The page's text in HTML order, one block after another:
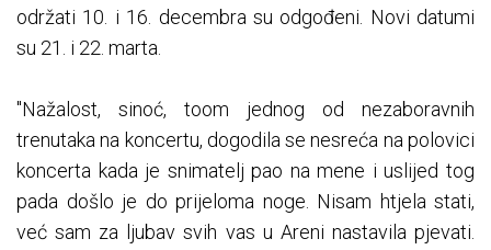
održati 10. i 16. decembra su odgođeni. Novi datumi
su 21. i 22. marta.
"Nažalost, sinoć, toom jednog od nezaboravnih
trenutaka na koncertu, dogodila se nesreća na polovici
koncerta kada je snimatelj pao na mene i uslijed tog
pada došlo je do prijeloma noge. Nisam htjela stati,
već sam za ljubav svih vas u Areni nastavila pjevati.